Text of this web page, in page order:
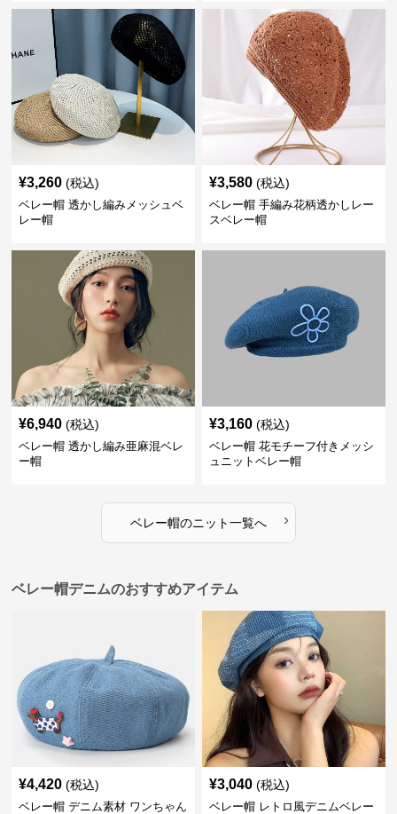
¥3,260 (税込)
ベレー帽 透かし編みメッシュベ
レー帽
¥3,580 (税込)
ベレー帽 手編み花柄透かしレー
スベレー帽
¥6,940 (税込)
ベレー帽 透かし編み亜麻混ベレ
ー帽
¥3,160 (税込)
ベレー帽 花モチーフ付きメッシ
ュニットベレー帽
ベレー帽のニット一覧へ ›
ベレー帽デニムのおすすめアイテム
¥4,420 (税込)
ベレー帽 デニム素材 ワンちゃん
¥3,040 (税込)
ベレー帽 レトロ風デニムベレー